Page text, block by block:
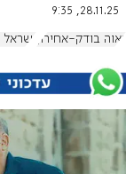
28.11.25, 9:35
נאוה בודק-אחירון ישראל